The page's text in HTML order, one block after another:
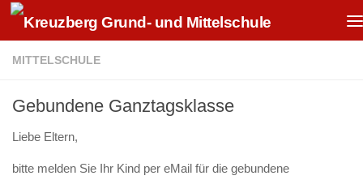
Zum Inhalt springen
MITTELSCHULE
Gebundene Ganztagsklasse
Liebe Eltern,
bitte melden Sie Ihr Kind per eMail für die gebundene